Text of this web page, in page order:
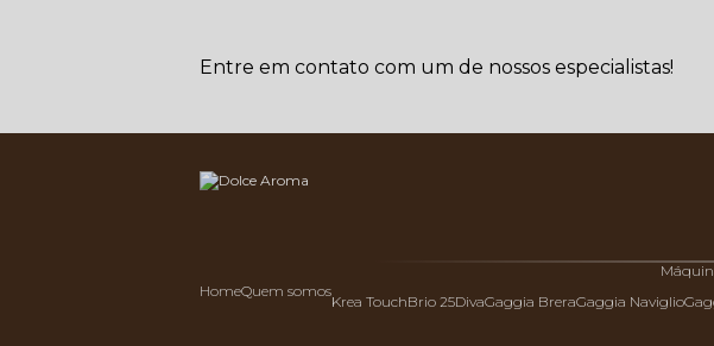
Entre em contato com um de nossos especialistas!
Home Quem somos
Krea Touch
Brio 25 Diva Gaggia Brera Gaggia Naviglio